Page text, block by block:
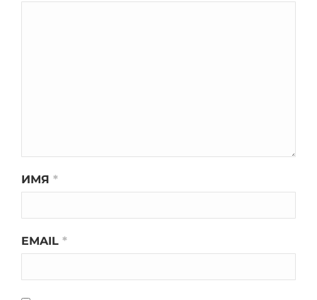
ИМЯ *
EMAIL *